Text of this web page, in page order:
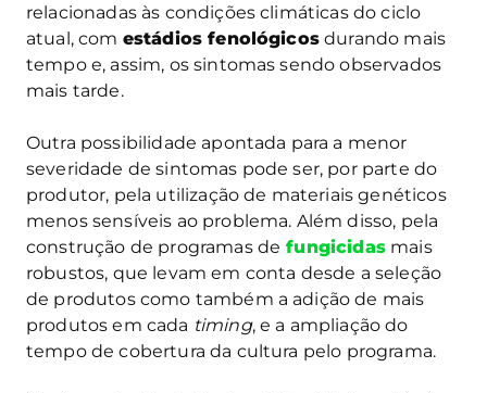
relacionadas às condições climáticas do ciclo
atual, com estádios fenológicosdurando mais
tempo e, assim, os sintomas sendo observados
mais tarde.
Outra possibilidade apontada para a menor
severidade de sintomas pode ser, por parte do
produtor, pela utilização de materiais genéticos
menos sensíveis ao problema. Além disso, pela
construção de programas de fungicidasmais
robustos, que levam em conta desde a seleção
de produtos como também a adição de mais
produtos em cada timing, e a ampliação do
tempo de cobertura da cultura pelo programa.